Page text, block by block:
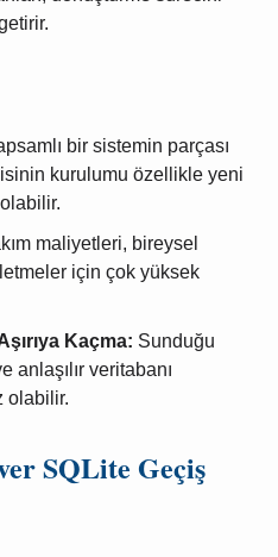
bir sistemin parçası
kurulumu özellikle yeni
maliyetleri, bireysel
için çok yüksek
Kaçma: Sunduğu
anlaşılır veritabanı
olabilir.
SQLite Geçiş